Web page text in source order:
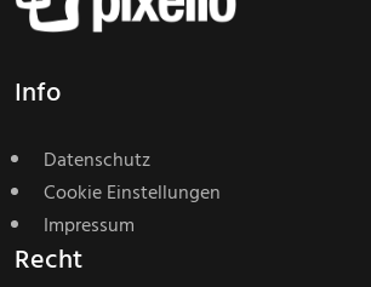
Info
Datenschutz
Cookie Einstellungen
Impressum
Recht